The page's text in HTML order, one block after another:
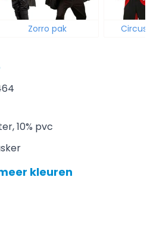
Zorro pak Circus
10% pvc
kleuren